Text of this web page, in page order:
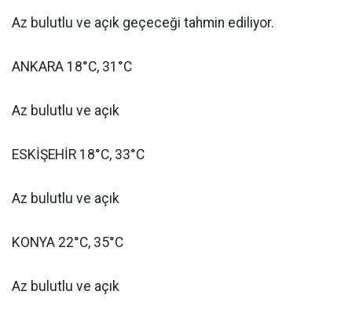
Az bulutlu ve açık geçeceği tahmin ediliyor.
ANKARA 18°C, 31°C
Az bulutlu ve açık
ESKİŞEHİR 18°C, 33°C
Az bulutlu ve açık
KONYA 22°C, 35°C
Az bulutlu ve açık